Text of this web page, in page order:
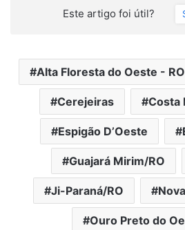
Este artigo foi útil?
Alta Floresta do Oeste - RO
Cerejeiras Costa
Espigão D’Oeste
Guajará Mirim/RO
Ji-Paraná/RO
Ouro Preto do